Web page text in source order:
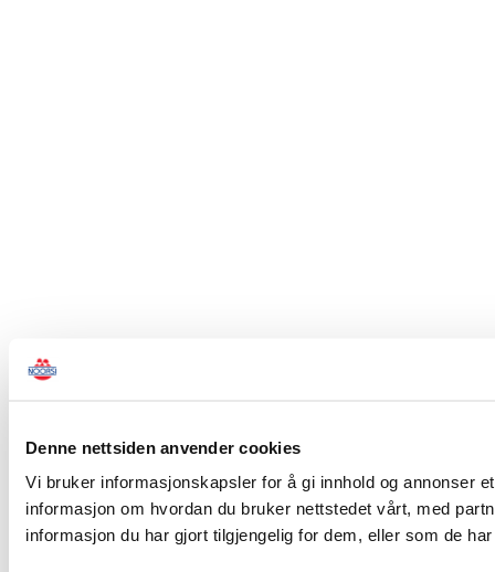
Denne nettsiden anvender cookies
Vi bruker informasjonskapsler for å gi innhold og annonser
informasjon om hvordan du bruker nettstedet vårt, med
informasjon du har gjort tilgjengelig for dem, eller som de